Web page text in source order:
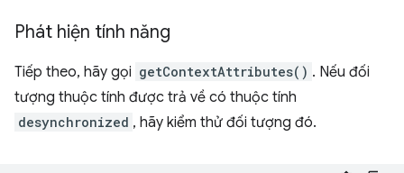
Phát hiện tính năng
Tiếp theo, hãy gọi getContextAttributes() . Nếu đối
tượng thuộc tính được trả về có thuộc tính
desynchronized , hãy kiểm thử đối tượng đó.